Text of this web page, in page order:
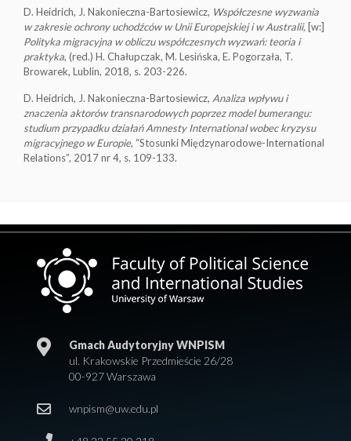
D. Heidrich, J. Nakonieczna-Bartosiewicz, Współczesne wyzwania
w zakresie ochrony uchodźców w Unii Europejskiej i w Australii, [w:]
Polityka migracyjna w obliczu współczesnych wyzwań: teoria i
praktyka, (red.) H. Chałupczak, M. Lesińska, E. Pogorzała, T.
Browarek, Lublin, 2018, s. 203-226.
D. Heidrich, J. Nakonieczna-Bartosiewicz, Analiza wpływu i
znaczenia aktorów transnarodowych poprzez model bumerangu:
studium przypadku działań Amnesty International wobec kryzysu
migracyjnego w Europie, “Stosunki Międzynarodowe-International
Relations”, 2017 nr 4, s. 109-133.
Gmach Audytoryjny WNPISM
ul. Krakowskie Przedmieście 26/28
00-927 Warszawa
wnpism@uw.edu.pl